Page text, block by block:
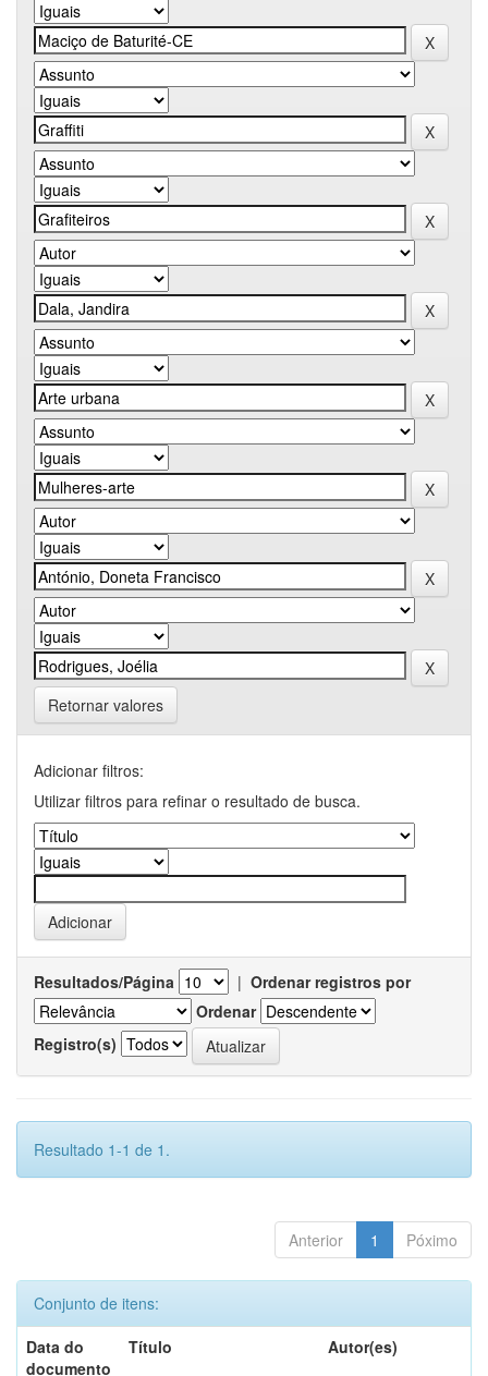
Retornar valores
Adicionar filtros:
Utilizar filtros para refinar o resultado de busca.
Resultados/Página | Ordenar registros por
Ordenar
Registro(s)
Resultado 1-1 de 1.
Anterior 1 Póximo
Conjunto de itens:
Data do
documento
Título Autor(es)